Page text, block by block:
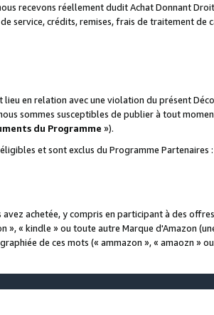
recevons réellement dudit Achat Donnant
service, crédits, remises, frais de traitement de
en relation avec une violation du présent
sommes susceptibles de publier à tout
du Programme »).
et sont exclus du Programme Partenaires :
achetée, y compris en participant à des
», « kindle » ou toute autre Marque d'Amazon
de ces mots (« ammazon », « amaozn »